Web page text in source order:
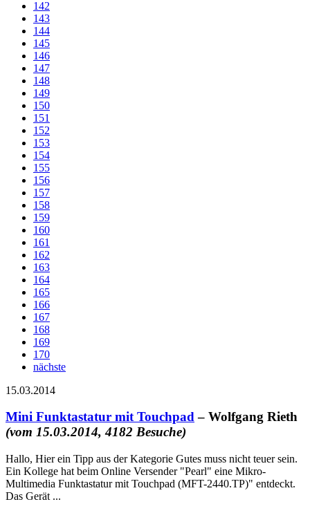
142
143
144
145
146
147
148
149
150
151
152
153
154
155
156
157
158
159
160
161
162
163
164
165
166
167
168
169
170
nächste
15.03.2014
Mini Funktastatur mit Touchpad– Wolfgang Rieth
(vom 15.03.2014, 4182 Besuche)
Hallo, Hier ein Tipp aus der Kategorie Gutes muss nicht teuer sein.
Ein Kollege hat beim Online Versender "Pearl" eine Mikro-
Multimedia Funktastatur mit Touchpad (MFT-2440.TP)" entdeckt.
Das Gerät ...